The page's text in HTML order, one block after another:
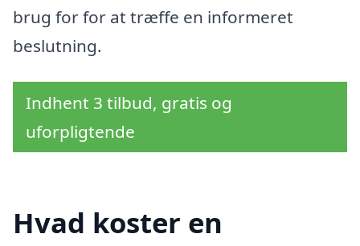
brug for for at træffe en informeret
beslutning.
Indhent 3 tilbud, gratis og
uforpligtende
Hvad koster en